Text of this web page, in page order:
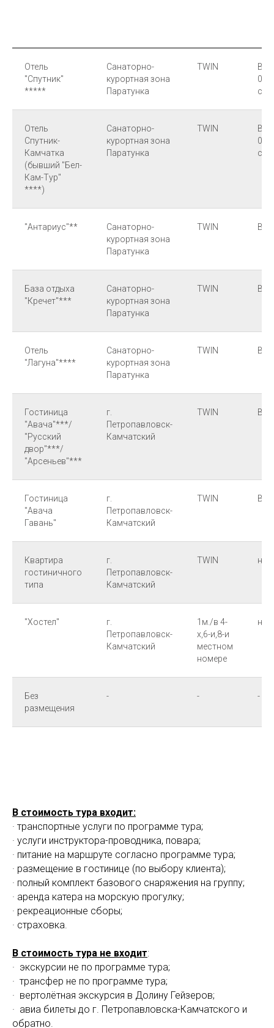
Отель
"Спутник"
*****
Санаторно-
курортная зона
Паратунка
TWIN
ВВ
с
Отель
Спутник-
Камчатка
(бывший "Бел-
Кам-Тур"
****)
Санаторно-
курортная зона
Паратунка
TWIN
ВВ
с
"Антариус"**
Санаторно-
курортная зона
Паратунка
TWIN ВВ
База отдыха
"Кречет"***
Санаторно-
курортная зона
Паратунка
TWIN ВВ
Отель
"Лагуна"****
Санаторно-
курортная зона
Паратунка
TWIN ВВ
Гостиница
"Авача"***/
"Русский
двор"***/
"Арсеньев"***
г.
Петропавловск-
Камчатский
TWIN BB
Гостиница
"Авача
Гавань"
г.
Петропавловск-
Камчатский
TWIN BB
Квартира
гостиничного
типа
г.
Петропавловск-
Камчатский
TWIN нет
"Хостел"
г.
Петропавловск-
Камчатский
1м./в 4-
х,6-и,8-и
местном
номере
нет
Без
размещения
- - -
В стоимость тура входит:
· транспортные услуги по программе тура;
· услуги инструктора-проводника, повара;
· питание на маршруте согласно программе тура;
· размещение в гостинице (по выбору клиента);
· полный комплект базового снаряжения на группу;
· аренда катера на морскую прогулку;
· рекреационные сборы;
· страховка.
В стоимость тура не входит:
· экскурсии не по программе тура;
· трансфер не по программе тура;
· вертолётная экскурсия в Долину Гейзеров;
· авиа билеты до г. Петропавловска-Камчатского и
обратно.